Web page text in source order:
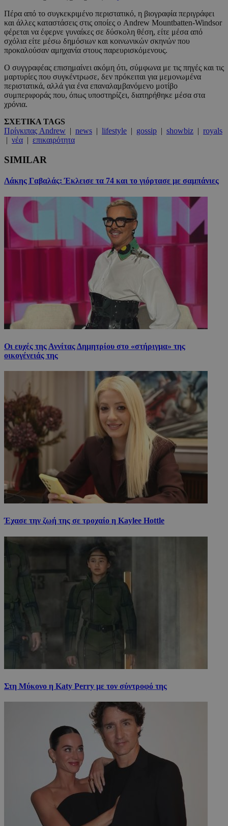
Πέρα από το συγκεκριμένο περιστατικό, η βιογραφία περιγράφει
και άλλες καταστάσεις στις οποίες ο Andrew Mountbatten-Windsor
φέρεται να έφερνε γυναίκες σε δύσκολη θέση, είτε μέσα από
σχόλια είτε μέσω δημόσιων και κοινωνικών σκηνών που
προκαλούσαν αμηχανία στους παρευρισκόμενους.
Ο συγγραφέας επισημαίνει ακόμη ότι, σύμφωνα με τις πηγές και τις
μαρτυρίες που συγκέντρωσε, δεν πρόκειται για μεμονωμένα
περιστατικά, αλλά για ένα επαναλαμβανόμενο μοτίβο
συμπεριφοράς που, όπως υποστηρίζει, διατηρήθηκε μέσα στα
χρόνια.
ΣΧΕΤΙΚΑ TAGS
Πρίγκιπας Andrew | news | lifestyle | gossip | showbiz | royals
| νέα | επικαιρότητα
SIMILAR
Λάκης Γαβαλάς: Έκλεισε τα 74 και το γιόρτασε με σαμπάνιες
Οι ευχές της Αννίτας Δημητρίου στο «στήριγμα» της
οικογένειάς της
Έχασε την ζωή της σε τροχαίο η Kaylee Hottle
Στη Μύκονο η Katy Perry με τον σύντροφό της